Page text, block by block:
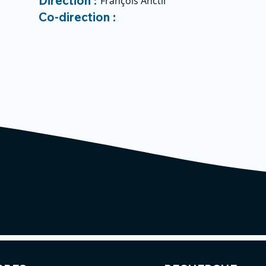
Co-direction :